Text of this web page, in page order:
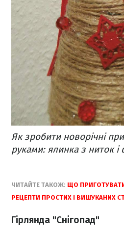
Як зробити новорічні
руками: ялинка з ниток і
ЧИТАЙТЕ ТАКОЖ: ЩО
РЕЦЕПТИ ПРОСТИХ І ВИШУКАНИХ
Гірлянда "Снігопад"